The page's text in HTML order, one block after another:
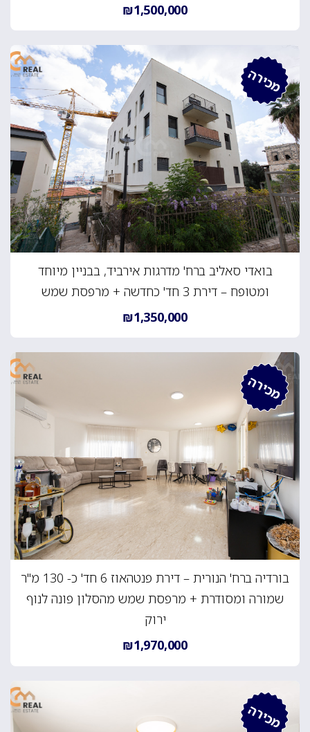
₪1,500,000
מכירה
בואדי סאליב ברח' מדרגות אירביד, בבניין מיוחד
ומטופח – דירת 3 חד' כחדשה + מרפסת שמש
₪1,350,000
מכירה
בורדיה ברח' הנורית – דירת פנטהאוז 6 חד' כ- 130 מ"ר
שמורה ומסודרת + מרפסת שמש מהסלון פונה לנוף
ירוק
₪1,970,000
מכירה